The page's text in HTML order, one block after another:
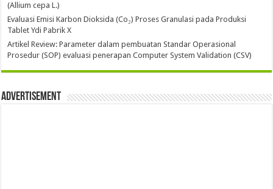
(Allium cepa L.)
Evaluasi Emisi Karbon Dioksida (Co₂) Proses Granulasi pada Produksi
Tablet Ydi Pabrik X
Artikel Review: Parameter dalam pembuatan Standar Operasional
Prosedur (SOP) evaluasi penerapan Computer System Validation (CSV)
Advertisement